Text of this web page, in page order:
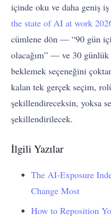
içinde oku ve daha geniş
the state of AI at work
cümlene dön — “90 gün
olacağım” — ve 30 günlük
beklemek seçeneğini
kalan tek gerçek seçim,
şekillendireceksin, yoksa
şekillendirilecek.
İlgili Yazılar
The AI-Exposure
Change Most
How to Reposition